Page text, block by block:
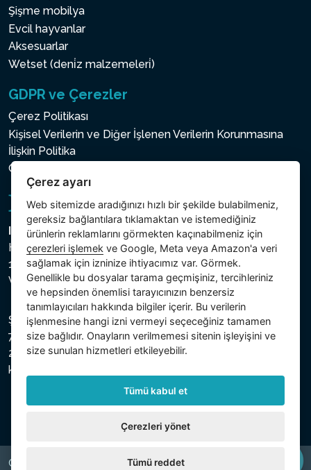
Şişme mobilya
Evcil hayvanlar
Aksesuarlar
Wetset (deni̇z malzemeleri̇)
GDPR ve Çerezler
Çerez Politikası
Kişisel Verilerin ve Diğer İşlenen Verilerin Korunmasına
İlişkin Politika
Çerez ayarı
Intex Trading, s.r.o.
Hradecká 2526/3
130 00 Praha 3
Vinohrady - Česká republika
Şirket, Prag Şehir Mahkemesi Ticaret Sicilinde C bölümü,
74759 numaralı dosya altında, Vergi Kimlik Numarası (IČ)
26150808 ve KDV Numarası (DIČ) CZ26150808 ile
kayıtlıdır.
Copyright © 2026 INTEX TRADING s.r.o. All rights reserved.
Çerez ayarı
Web sitemizde aradığınızı hızlı bir şekilde bulabilmeniz,
gereksiz bağlantılara tıklamaktan ve istemediğiniz
ürünlerin reklamlarını görmekten kaçınabilmeniz için
çerezleri işlemek ve Google, Meta veya Amazon'a veri
sağlamak için izninize ihtiyacımız var. Görmek.
Genellikle bu dosyalar tarama geçmişiniz, tercihleriniz
ve hepsinden önemlisi tarayıcınızın benzersiz
tanımlayıcıları hakkında bilgiler içerir. Bu verilerin
işlenmesine hangi izni vermeyi seçeceğiniz tamamen
size bağlıdır. Onayların verilmemesi sitenin işleyişini ve
size sunulan hizmetleri etkileyebilir.
Tümü kabul et
Çerezleri yönet
Tümü reddet